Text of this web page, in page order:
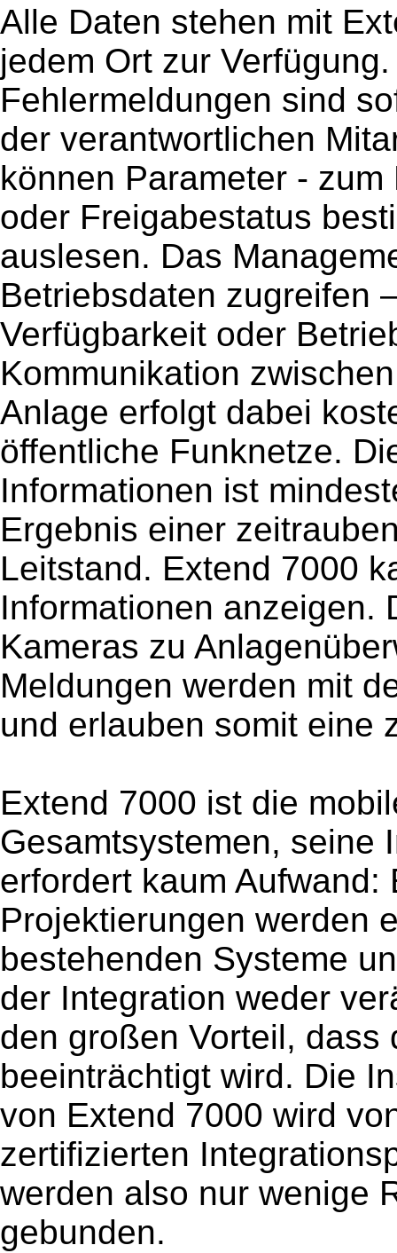
Alle Daten stehen mit
jedem Ort zur
Fehlermeldungen sind
der verantwortlichen
können Parameter -
oder Freigabestatus
auslesen. Das
Betriebsdaten zugreifen
Verfügbarkeit oder
Kommunikation
Anlage erfolgt dabei
öffentliche Funknetze.
Informationen ist
Ergebnis einer
Leitstand. Extend 7000
Informationen anzeigen.
Kameras zu
Meldungen werden mit
und erlauben somit eine
Extend 7000 ist die
Gesamtsystemen, seine
erfordert kaum
Projektierungen werden
bestehenden Systeme
der Integration weder
den großen Vorteil, dass
beeinträchtigt wird. Die
von Extend 7000 wird
zertifizierten
werden also nur wenige
gebunden.